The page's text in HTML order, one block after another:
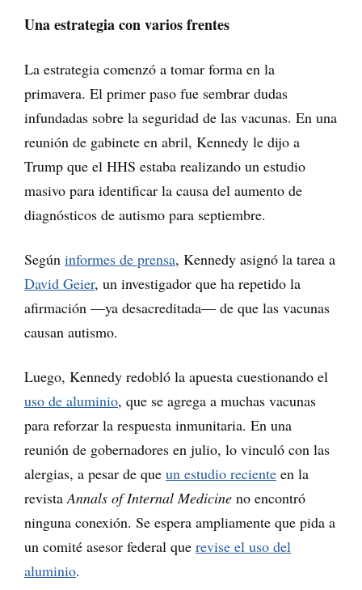
Una estrategia con varios frentes
La estrategia comenzó a tomar forma en la
primavera. El primer paso fue sembrar dudas
infundadas sobre la seguridad de las vacunas. En una
reunión de gabinete en abril, Kennedy le dijo a
Trump que el HHS estaba realizando un estudio
masivo para identificar la causa del aumento de
diagnósticos de autismo para septiembre.
Según informes de prensa, Kennedy asignó la tarea a
David Geier, un investigador que ha repetido la
afirmación —ya desacreditada— de que las vacunas
causan autismo.
Luego, Kennedy redobló la apuesta cuestionando el
uso de aluminio, que se agrega a muchas vacunas
para reforzar la respuesta inmunitaria. En una
reunión de gobernadores en julio, lo vinculó con las
alergias, a pesar de que un estudio reciente en la
revistaAnnals of Internal Medicine no encontró
ninguna conexión. Se espera ampliamente que pida a
un comité asesor federal que revise el uso del
aluminio.